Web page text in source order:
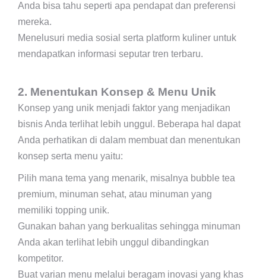
Anda bisa tahu seperti apa pendapat dan preferensi
mereka.
Menelusuri media sosial serta platform kuliner untuk
mendapatkan informasi seputar tren terbaru.
2. Menentukan Konsep & Menu Unik
Konsep yang unik menjadi faktor yang menjadikan
bisnis Anda terlihat lebih unggul. Beberapa hal dapat
Anda perhatikan di dalam membuat dan menentukan
konsep serta menu yaitu:
Pilih mana tema yang menarik, misalnya bubble tea
premium, minuman sehat, atau minuman yang
memiliki topping unik.
Gunakan bahan yang berkualitas sehingga minuman
Anda akan terlihat lebih unggul dibandingkan
kompetitor.
Buat varian menu melalui beragam inovasi yang khas